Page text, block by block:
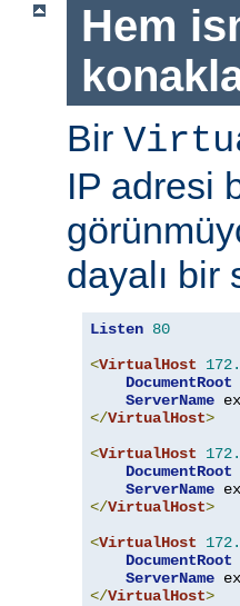
Hem
Bir
IP adresi
dayalı bir
Listen 80
<VirtualHost
DocumentRoot
ServerName
</VirtualHost>
<VirtualHost
DocumentRoot
ServerName
</VirtualHost>
<VirtualHost
DocumentRoot
ServerName
</VirtualHost>